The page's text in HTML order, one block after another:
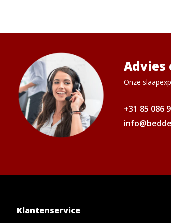
Advies
Onze
+31 85 086
Klantenservice